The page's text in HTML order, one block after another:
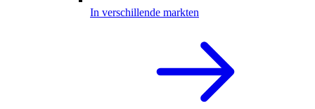
In verschillende markten